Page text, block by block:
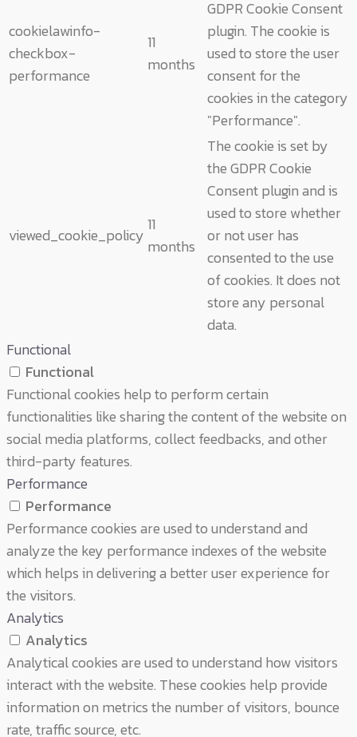
cookielawinfo-
checkbox-
performance
11
months
GDPR Cookie Consent
plugin. The cookie is
used to store the user
consent for the
cookies in the category
"Performance".
viewed_cookie_policy
11
months
The cookie is set by
the GDPR Cookie
Consent plugin and is
used to store whether
or not user has
consented to the use
of cookies. It does not
store any personal
data.
Functional
Functional
Functional cookies help to perform certain
functionalities like sharing the content of the website on
social media platforms, collect feedbacks, and other
third-party features.
Performance
Performance
Performance cookies are used to understand and
analyze the key performance indexes of the website
which helps in delivering a better user experience for
the visitors.
Analytics
Analytics
Analytical cookies are used to understand how visitors
interact with the website. These cookies help provide
information on metrics the number of visitors, bounce
rate, traffic source, etc.